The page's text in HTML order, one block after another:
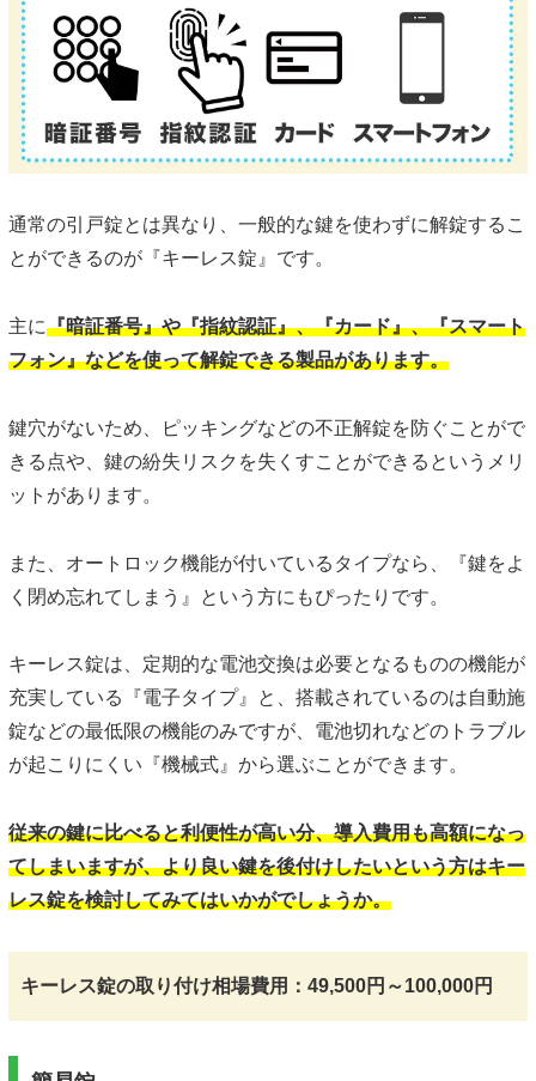
通常の引戸錠とは異なり、一般的な鍵を使わずに解錠するこ
とができるのが『キーレス錠』です。
主に『暗証番号』や『指紋認証』、『カード』、『スマート
フォン』などを使って解錠できる製品があります。
鍵穴がないため、ピッキングなどの不正解錠を防ぐことがで
きる点や、鍵の紛失リスクを失くすことができるというメリ
ットがあります。
また、オートロック機能が付いているタイプなら、『鍵をよ
く閉め忘れてしまう』という方にもぴったりです。
キーレス錠は、定期的な電池交換は必要となるものの機能が
充実している『電子タイプ』と、搭載されているのは自動施
錠などの最低限の機能のみですが、電池切れなどのトラブル
が起こりにくい『機械式』から選ぶことができます。
従来の鍵に比べると利便性が高い分、導入費用も高額になっ
てしまいますが、より良い鍵を後付けしたいという方はキー
レス錠を検討してみてはいかがでしょうか。
キーレス錠の取り付け相場費用：49,500円～100,000円